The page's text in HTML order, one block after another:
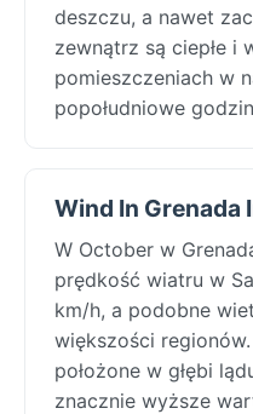
deszczu, a nawet
zewnątrz są ciepłe i
pomieszczeniach w
popołudniowe
Wind In Grenada
W October w
prędkość wiatru w
km/h, a podobne
większości
położone w głębi
znacznie wyższe